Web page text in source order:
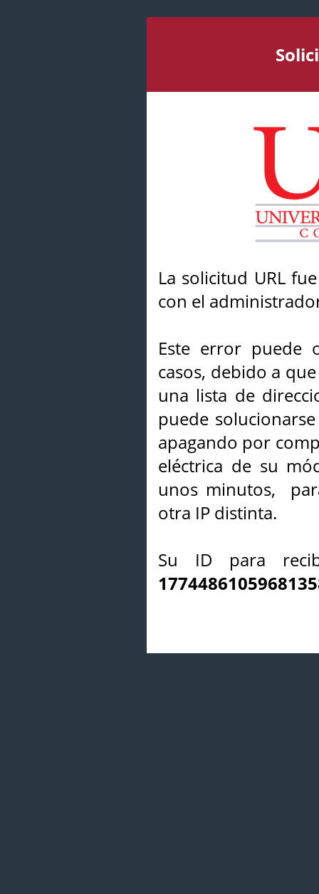
La solicitud URL
con el
Este error puede
casos, debido a
una lista de
puede
apagando por
eléctrica de su
unos minutos,
otra IP distinta.
Su ID para